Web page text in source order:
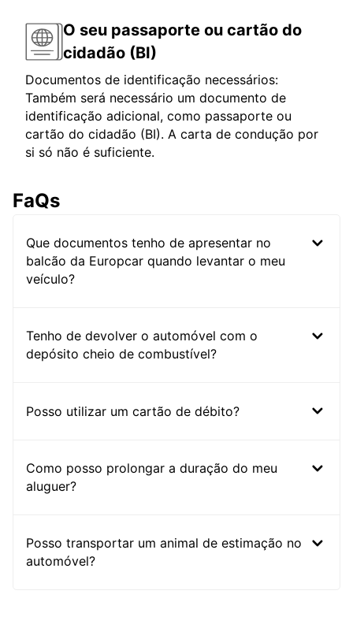
O seu passaporte ou cartão do
cidadão (BI)
Documentos de identificação necessários:
Também será necessário um documento de
identificação adicional, como passaporte ou
cartão do cidadão (BI). A carta de condução por
si só não é suficiente.
FaQs
Que documentos tenho de apresentar no
balcão da Europcar quando levantar o meu
veículo?
Tenho de devolver o automóvel com o
depósito cheio de combustível?
Posso utilizar um cartão de débito?
Como posso prolongar a duração do meu
aluguer?
Posso transportar um animal de estimação no
automóvel?